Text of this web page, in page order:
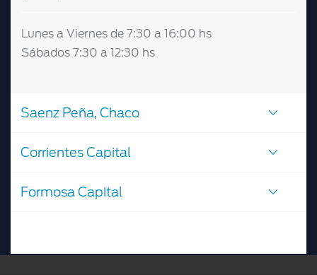
Lunes a Viernes de 7:30 a 16:00 hs
Sábados 7:30 a 12:30 hs
Saenz Peña, Chaco
Corrientes Capital
Formosa Capital